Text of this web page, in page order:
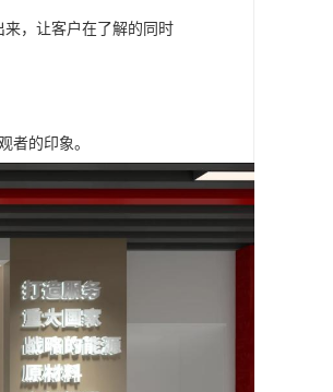
，让客户在了解的同时
者的印象。